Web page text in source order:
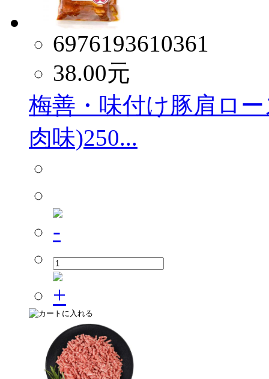
6976193610361
38.00元
梅善・味付け豚肩ロ
肉味)250...